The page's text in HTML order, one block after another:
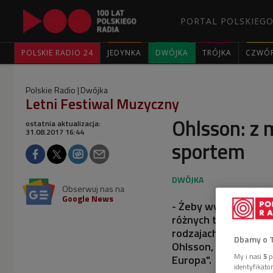
PORTAL
POLSKIE RADIO 24 JEDYNKA DWÓJKA TRÓJKA
Polskie Radio Dwójka
Letni Festiwal Muzyczny
Ohlsson: z
sportem
ostatnia aktualizacja:
31.08.2017 16:44
Obserwuj nas na
Google News
- Żeby wystartować
różnych treningów.
rodzajach muzyki,
Ohlsson, który
Europa".
Dbamy o
My i nasi 5